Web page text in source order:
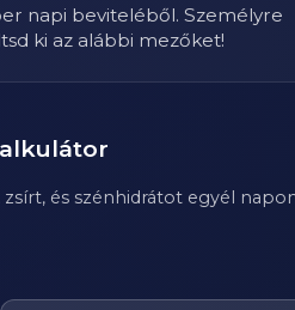
napi beviteléből. Személyre
ki az alábbi mezőket!
és szénhidrátot egyél